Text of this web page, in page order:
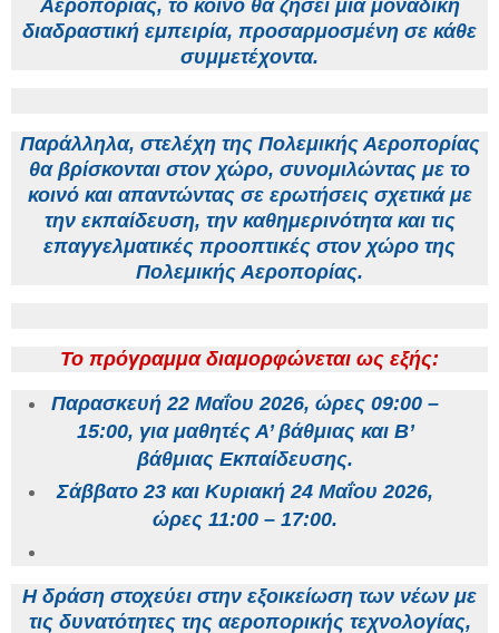
Αεροπορίας, το κοινό θα ζήσει μια μοναδική
διαδραστική εμπειρία, προσαρμοσμένη σε κάθε
συμμετέχοντα.
Παράλληλα, στελέχη της Πολεμικής Αεροπορίας
θα βρίσκονται στον χώρο, συνομιλώντας με το
κοινό και απαντώντας σε ερωτήσεις σχετικά με
την εκπαίδευση, την καθημερινότητα και τις
επαγγελματικές προοπτικές στον χώρο της
Πολεμικής Αεροπορίας.
Το πρόγραμμα διαμορφώνεται ως εξής:
Παρασκευή 22 Μαΐου 2026, ώρες 09:00 –
15:00, για μαθητές Α’ βάθμιας και Β’
βάθμιας Εκπαίδευσης.
Σάββατο 23 και Κυριακή 24 Μαΐου 2026,
ώρες 11:00 – 17:00.
Η δράση στοχεύει στην εξοικείωση των νέων με
τις δυνατότητες της αεροπορικής τεχνολογίας,